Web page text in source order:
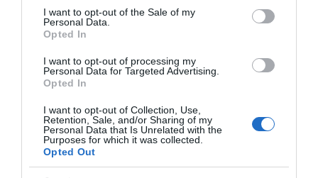
consent section.
I want to opt-out of the Sale of my
Personal Data.
Opted In
I want to opt-out of processing my
Personal Data for Targeted Advertising.
Opted In
I want to opt-out of Collection, Use,
Retention, Sale, and/or Sharing of my
Personal Data that Is Unrelated with the
Purposes for which it was collected.
Opted Out
ezelőtt volt példa, és a mostani tranzit energiái pontosan
azokat a pénzügyi és szerelmi ciklusokat aktiválják újra
az életedben, amelyek akkor elindultak. Ha
bő egy évtizeddel ezelőtt, most pontosan annak a
karmikus mintának a magasabb szintű és sokkal
Megosztás: Facebook Twitter